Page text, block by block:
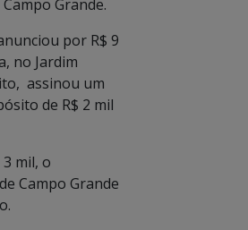
Grande.
por R$ 9
no Jardim
assinou um
de R$ 2 mil
mil, o
Campo Grande